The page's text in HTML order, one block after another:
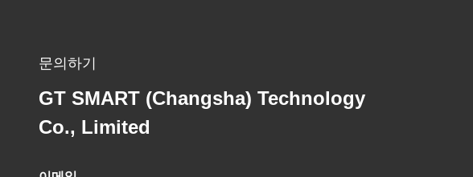
문의하기
GT SMART (Changsha) Technology
Co., Limited